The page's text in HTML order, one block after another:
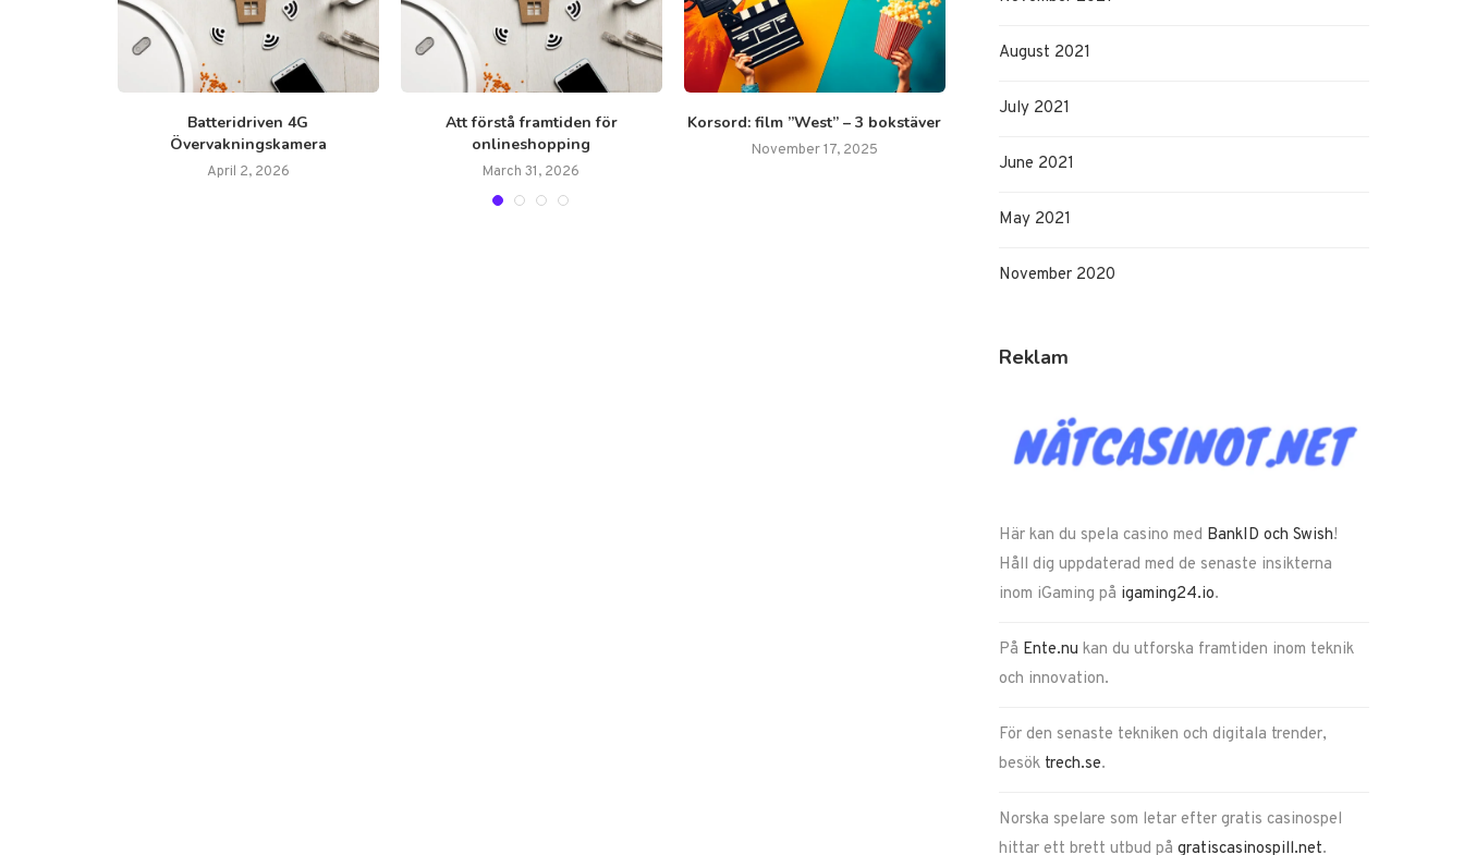
Batteridriven 4G
Övervakningskamera
April 2, 2026
Att förstå framtiden för
onlineshopping
March 31, 2026
Korsord: film ”West” – 3 bokstäver
November 17, 2025
Vilka filmer måste man se i sitt liv?
August 2021
July 2021
June 2021
May 2021
November 2020
Reklam
Här kan du spela casino med BankID och Swish!
Håll dig uppdaterad med de senaste insikterna
inom iGaming på igaming24.io.
På Ente.nu kan du utforska framtiden inom teknik
och innovation.
För den senaste tekniken och digitala trender,
besök trech.se.
Norska spelare som letar efter gratis casinospel
hittar ett brett utbud på gratiscasinospill.net.